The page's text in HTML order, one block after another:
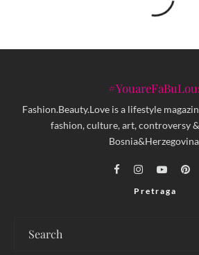
Fashion.Beauty.Love is a lifestyle
fashion, culture, art, controversy
Pretraga